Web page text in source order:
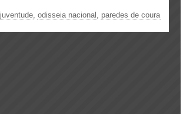
juventude, odisseia nacional , paredes de coura